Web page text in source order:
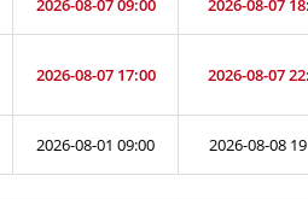
2026-08-07 09:00 2026-08-07
2026-08-07 17:00 2026-08-07
2026-08-01 09:00
2026-08-08